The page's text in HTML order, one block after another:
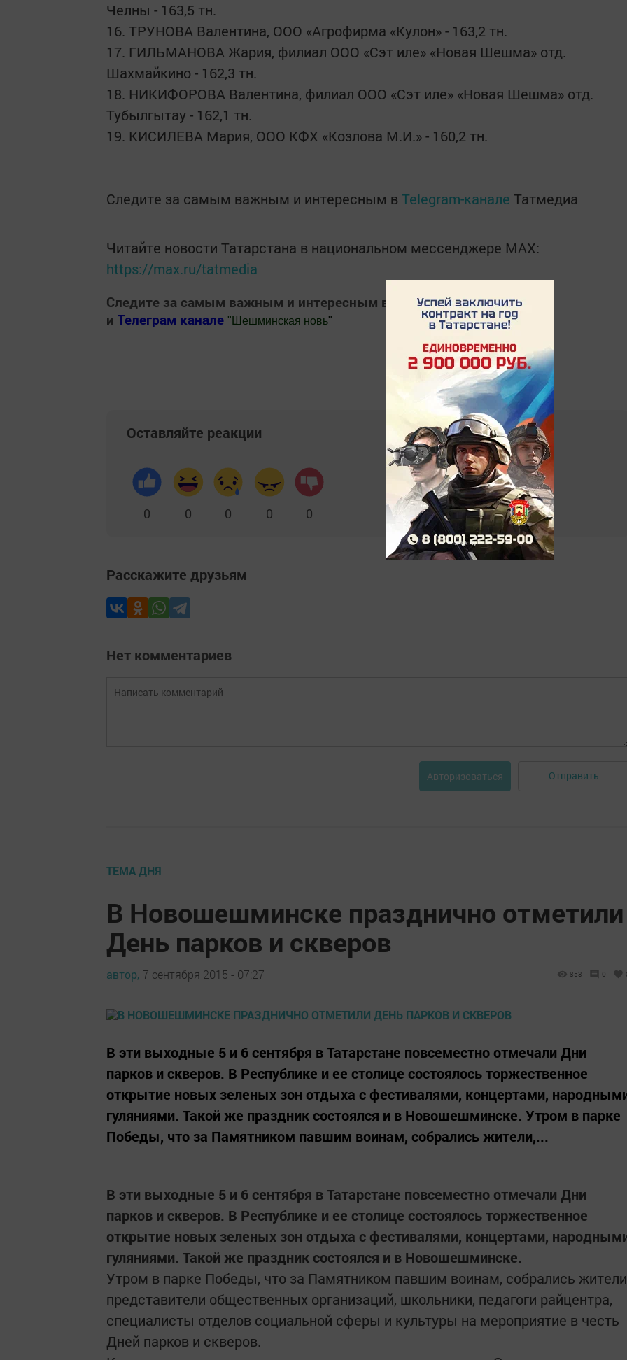
Челны - 163,5 тн.
16. ТРУНОВА Валентина, ООО «Агрофирма «Кулон» - 163,2 тн.
17. ГИЛЬМАНОВА Жария, филиал ООО «Сэт иле» «Новая Шешма» отд.
Шахмайкино - 162,3 тн.
18. НИКИФОРОВА Валентина, филиал ООО «Сэт иле» «Новая Шешма» отд.
Тубылгытау - 162,1 тн.
19. КИСИЛЕВА Мария, ООО КФХ «Козлова М.И.» - 160,2 тн.
Следите за самым важным и интересным в Telegram-канале Татмедиа
Читайте новости Татарстана в национальном мессенджере MАХ:
https://max.ru/tatmedia
Следите за самым важным и интересным в
Яндекс Дзен
и Телеграм канале " Шешминская новь"
Оставляйте реакции
0 0 0 0 0
Расскажите друзьям
Нет комментариев
Авторизоваться Отправить
ТЕМА ДНЯ
В Новошешминске празднично отметили
День парков и скверов
автор, 7 сентября 2015 - 07:27 853 0
В эти выходные 5 и 6 сентября в Татарстане повсеместно отмечали Дни
парков и скверов. В Республике и ее столице состоялось торжественное
открытие новых зеленых зон отдыха с фестивалями, концертами,
гуляниями. Такой же праздник состоялся и в Новошешминске. Утром в парке
Победы, что за Памятником павшим воинам, собрались жители,...
В эти выходные 5 и 6 сентября в Татарстане повсеместно отмечали Дни
парков и скверов. В Республике и ее столице состоялось торжественное
открытие новых зеленых зон отдыха с фестивалями, концертами,
гуляниями. Такой же праздник состоялся и в Новошешминске.
Утром в парке Победы, что за Памятником павшим воинам, собрались
представители общественных организаций, школьники, педагоги райцентра,
специалисты отделов социальной сферы и культуры на мероприятие в честь
Дней парков и скверов.